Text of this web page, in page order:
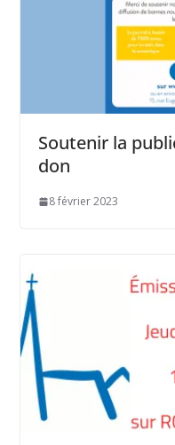
Soutenir la
don
8 février 2023